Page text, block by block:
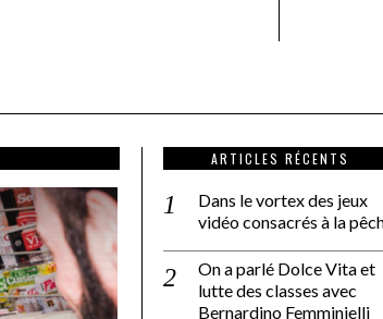
ARTICLES RÉCENTS
Dans le vortex des jeux
vidéo consacrés à la
On a parlé Dolce Vita et
lutte des classes avec
Bernardino Femminielli